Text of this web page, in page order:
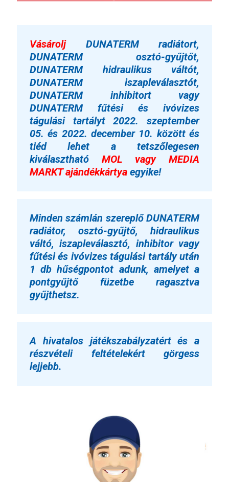
Vásárolj
DUNATERM radiátort,
DUNATERM osztó-gyűjtőt,
DUNATERM hidraulikus váltót,
DUNATERM iszapleválasztót,
DUNATERM inhibitort vagy
DUNATERM fűtési és ivóvizes
tágulási tartályt2022. szeptember
05. és 2022. december 10. között és
tiéd lehet a tetszőlegesen
kiválasztható MOL vagy MEDIA
MARKT ajándékkártya egyike!
Minden számlán szereplő DUNATERM
radiátor, osztó-gyűjtő, hidraulikus
váltó, iszapleválasztó, inhibitor vagy
fűtési és ivóvizes tágulási tartály után
1 db hűségpontot adunk, amelyet a
pontgyűjtő füzetbe ragasztva
gyűjthetsz.
A hivatalos játékszabályzatért és a
részvételi feltételekért görgess
lejjebb.